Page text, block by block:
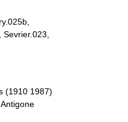
1987)